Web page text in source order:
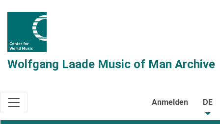
Wolfgang Laade Music of Man Archive
Anmelden DE